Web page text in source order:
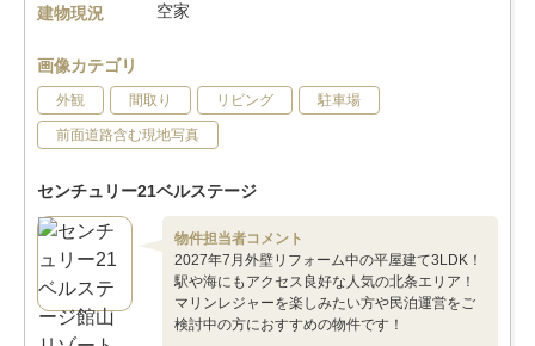
建物現況
空家
画像カテゴリ
外観 間取り リビング 駐車場
前面道路含む現地写真
センチュリー21ベルステージ
物件担当者コメント
2027年7月外壁リフォーム中の平屋建て3LDK！
駅や海にもアクセス良好な人気の北条エリア！
マリンレジャーを楽しみたい方や民泊運営をご
検討中の方におすすめの物件です！